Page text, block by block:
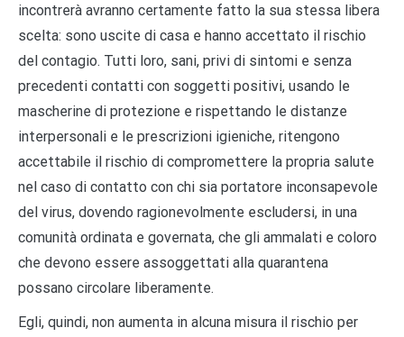
incontrerà avranno certamente fatto la sua stessa libera
scelta: sono uscite di casa e hanno accettato il rischio
del contagio. Tutti loro, sani, privi di sintomi e senza
precedenti contatti con soggetti positivi, usando le
mascherine di protezione e rispettando le distanze
interpersonali e le prescrizioni igieniche, ritengono
accettabile il rischio di compromettere la propria salute
nel caso di contatto con chi sia portatore inconsapevole
del virus, dovendo ragionevolmente escludersi, in una
comunità ordinata e governata, che gli ammalati e coloro
che devono essere assoggettati alla quarantena
possano circolare liberamente.
Egli, quindi, non aumenta in alcuna misura il rischio per